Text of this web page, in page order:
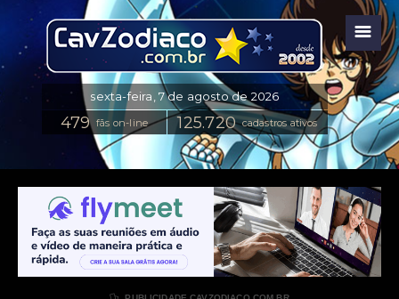
☰
fãs on-line cadastros ativos